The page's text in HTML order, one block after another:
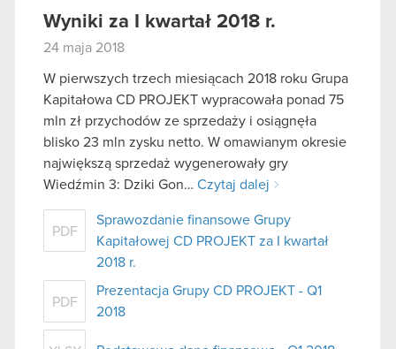
Wyniki za I kwartał 2018 r.
24 maja 2018
W pierwszych trzech miesiącach 2018 roku Grupa
Kapitałowa CD PROJEKT wypracowała ponad 75
mln zł przychodów ze sprzedaży i osiągnęła
blisko 23 mln zysku netto. W omawianym okresie
największą sprzedaż wygenerowały gry
Wiedźmin 3: Dziki Gon… Czytaj dalej
PDF
Sprawozdanie finansowe Grupy
Kapitałowej CD PROJEKT za I kwartał
2018 r.
PDF
Prezentacja Grupy CD PROJEKT - Q1
2018